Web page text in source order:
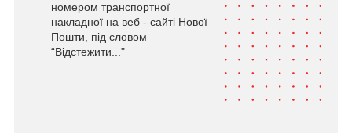
номером транспортної
накладної на веб - сайті Нової
Пошти, під словом
“Відстежити..."